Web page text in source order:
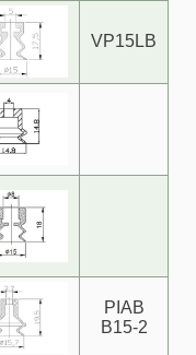
VP15LB
PIAB
B15-2